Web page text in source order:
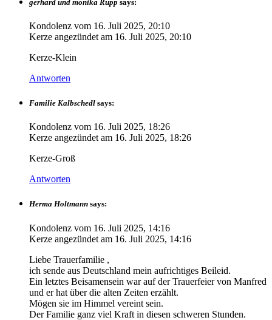
gerhard und monika Rupp says:
Kondolenz vom 16. Juli 2025, 20:10
Kerze angezündet am 16. Juli 2025, 20:10
Kerze-Klein
Antworten
Familie Kalbschedl says:
Kondolenz vom 16. Juli 2025, 18:26
Kerze angezündet am 16. Juli 2025, 18:26
Kerze-Groß
Antworten
Herma Holtmann says:
Kondolenz vom 16. Juli 2025, 14:16
Kerze angezündet am 16. Juli 2025, 14:16
Liebe Trauerfamilie ,
ich sende aus Deutschland mein aufrichtiges Beileid.
Ein letztes Beisamensein war auf der Trauerfeier von Manfred
und er hat über die alten Zeiten erzählt.
Mögen sie im Himmel vereint sein.
Der Familie ganz viel Kraft in diesen schweren Stunden.